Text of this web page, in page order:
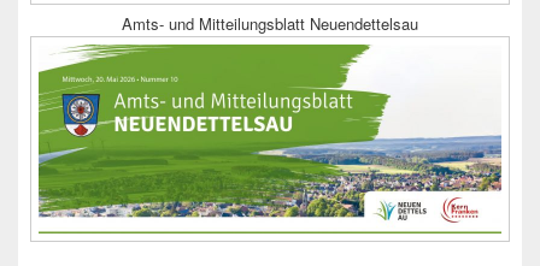
Amts- und Mitteilungsblatt Neuendettelsau